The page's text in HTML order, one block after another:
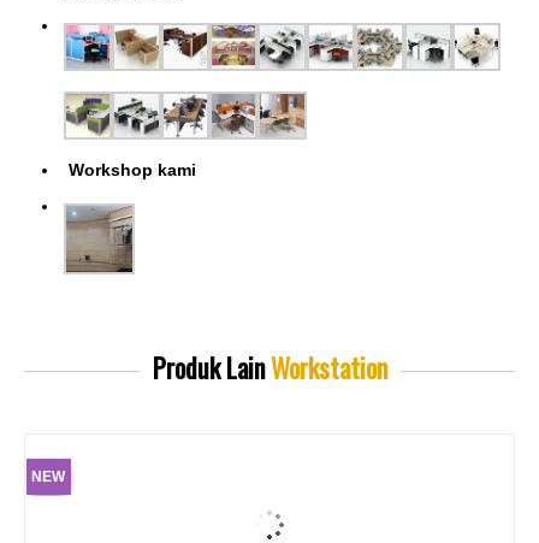
Workshop kami
Produk LainWorkstation
NEW